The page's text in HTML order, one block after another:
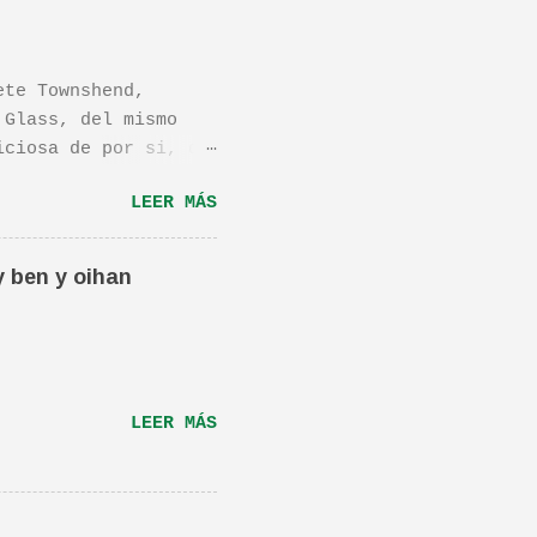
Townshend,
del mismo
de por si, de
llamada "Dan in
os la recomiendo.
canción.De hecho
magnifica Per-
LEER MÁS
ben y oihan
LEER MÁS